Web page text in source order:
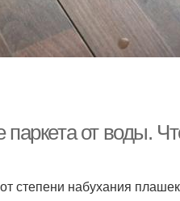
от воды.
степени набухания